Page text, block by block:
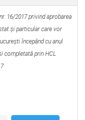
16/2017privind aprobarea
şi particularcare vor
începând cu anul
completată prin HCL